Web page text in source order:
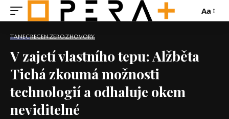
Aa
TANECRECENZEROZHOVORY
V zajetí vlastního tepu: Alžběta
Tichá zkoumá možnosti
technologií a odhaluje okem
neviditelné